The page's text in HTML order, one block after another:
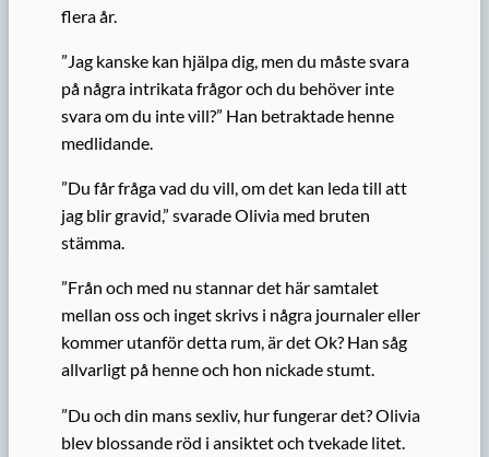
flera år.
”Jag kanske kan hjälpa dig, men du måste svara
på några intrikata frågor och du behöver inte
svara om du inte vill?” Han betraktade henne
medlidande.
”Du får fråga vad du vill, om det kan leda till att
jag blir gravid,” svarade Olivia med bruten
stämma.
”Från och med nu stannar det här samtalet
mellan oss och inget skrivs i några journaler eller
kommer utanför detta rum, är det Ok? Han såg
allvarligt på henne och hon nickade stumt.
”Du och din mans sexliv, hur fungerar det? Olivia
blev blossande röd i ansiktet och tvekade litet.